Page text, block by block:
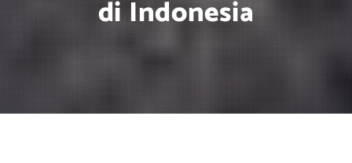
di Indonesia